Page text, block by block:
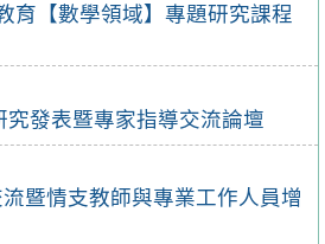
育【數學領域】專題研究課程
究發表暨專家指導交流論壇
暨情支教師與專業工作人員增